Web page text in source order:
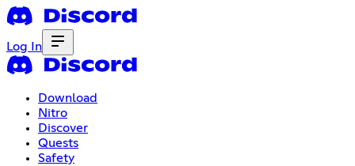
Log In
Download
Nitro
Discover
Quests
Safety